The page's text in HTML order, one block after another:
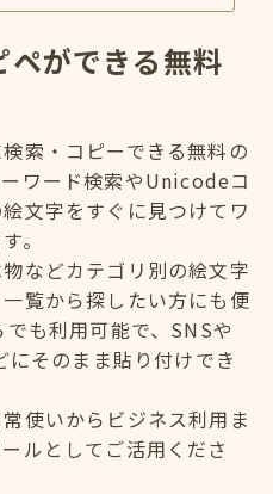
ができる無料
索・コピーできる無料の
ワード検索やUnicodeコ
文字をすぐに見つけてワ
。
などカテゴリ別の絵文字
覧から探したい方にも便
も利用可能で、SNSや
そのまま貼り付けでき
使いからビジネス利用ま
ルとしてご活用くださ